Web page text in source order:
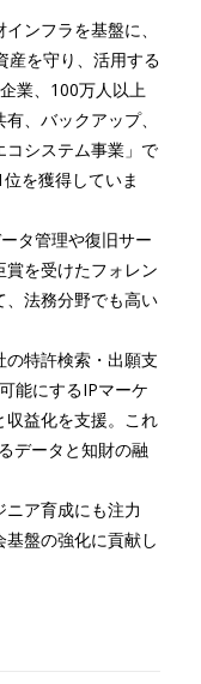
ンフラを基盤に、
産を守り、活用する
業、100万人以上
、バックアップ、
システム事業」で
を獲得していま
タ管理や復旧サー
賞を受けたフォレン
、法務分野でも高い
特許検索・出願支
能にするIPマーケ
収益化を支援。これ
データと知財の融
ア育成にも注力
盤の強化に貢献し